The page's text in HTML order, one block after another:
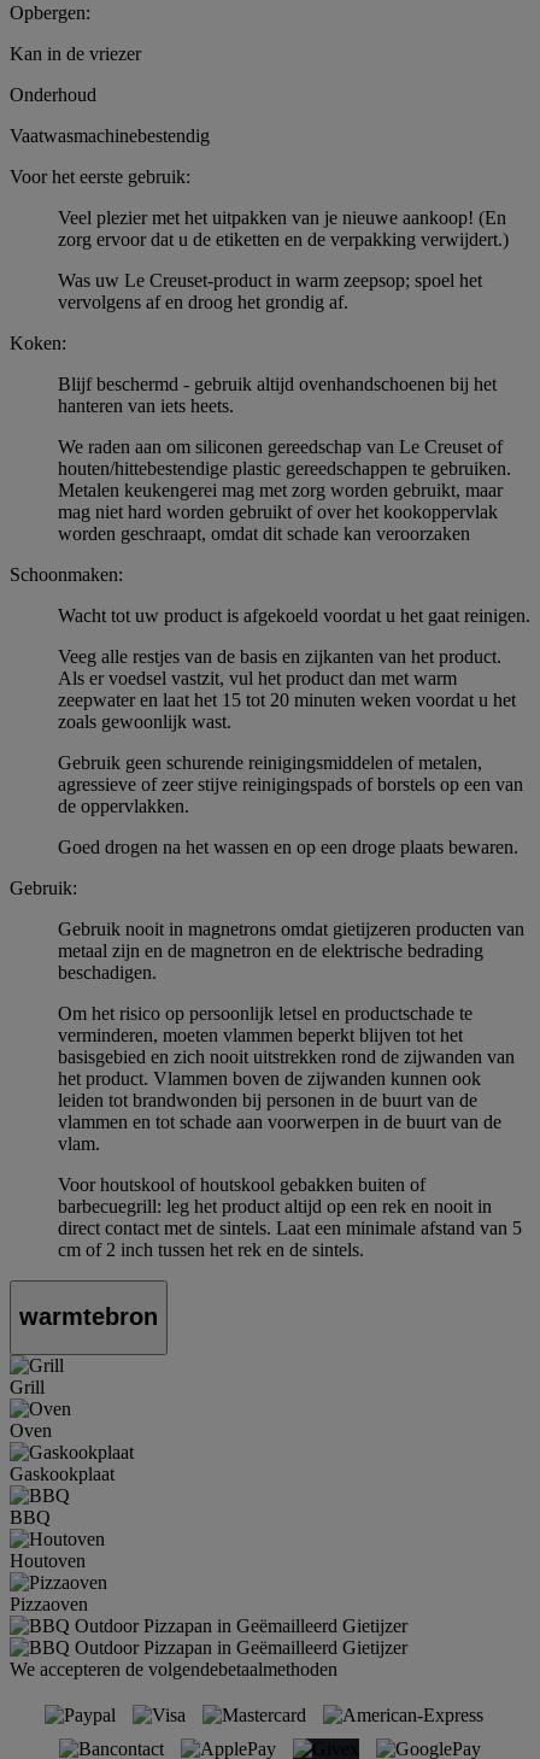
Opbergen:
Kan in de vriezer
Onderhoud
Vaatwasmachinebestendig
Voor het eerste gebruik:
Veel plezier met het uitpakken van je nieuwe aankoop! (En
zorg ervoor dat u de etiketten en de verpakking verwijdert.)
Was uw Le Creuset-product in warm zeepsop; spoel het
vervolgens af en droog het grondig af.
Koken:
Blijf beschermd - gebruik altijd ovenhandschoenen bij het
hanteren van iets heets.
We raden aan om siliconen gereedschap van Le Creuset of
houten/hittebestendige plastic gereedschappen te gebruiken.
Metalen keukengerei mag met zorg worden gebruikt, maar
mag niet hard worden gebruikt of over het kookoppervlak
worden geschraapt, omdat dit schade kan veroorzaken
Schoonmaken:
Wacht tot uw product is afgekoeld voordat u het gaat reinigen.
Veeg alle restjes van de basis en zijkanten van het product.
Als er voedsel vastzit, vul het product dan met warm
zeepwater en laat het 15 tot 20 minuten weken voordat u het
zoals gewoonlijk wast.
Gebruik geen schurende reinigingsmiddelen of metalen,
agressieve of zeer stijve reinigingspads of borstels op een van
de oppervlakken.
Goed drogen na het wassen en op een droge plaats bewaren.
Gebruik:
Gebruik nooit in magnetrons omdat gietijzeren producten van
metaal zijn en de magnetron en de elektrische bedrading
beschadigen.
Om het risico op persoonlijk letsel en productschade te
verminderen, moeten vlammen beperkt blijven tot het
basisgebied en zich nooit uitstrekken rond de zijwanden van
het product. Vlammen boven de zijwanden kunnen ook
leiden tot brandwonden bij personen in de buurt van de
vlammen en tot schade aan voorwerpen in de buurt van de
vlam.
Voor houtskool of houtskool gebakken buiten of
barbecuegrill: leg het product altijd op een rek en nooit in
direct contact met de sintels. Laat een minimale afstand van 5
cm of 2 inch tussen het rek en de sintels.
warmtebron
Grill
Oven
Gaskookplaat
BBQ
Houtoven
Pizzaoven
We accepteren de volgendebetaalmethoden